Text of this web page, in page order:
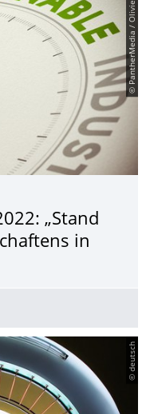
© PantherMedia / Olivier26
„Stand
in
© deutsch